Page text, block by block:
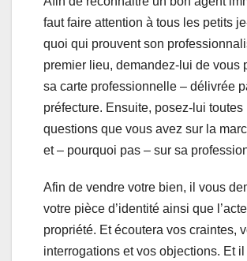
faut faire attention à tous les petits
quoi qui prouvent son
premier lieu, demandez-lui de vous
sa carte professionnelle – délivrée
préfecture. Ensuite, posez-lui toutes
questions que vous avez sur la
et – pourquoi pas – sur sa
Afin de vendre votre bien, il vous
votre pièce d’identité ainsi que
propriété. Et écoutera vos craintes,
interrogations et vos objections. Et